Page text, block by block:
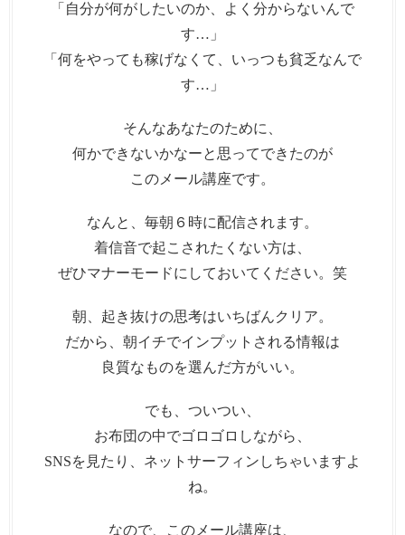
「自分が何がしたいのか、よく分からないんで
す…」
「何をやっても稼げなくて、いっつも貧乏なんで
す…」
そんなあなたのために、
何かできないかなーと思ってできたのが
このメール講座です。
なんと、毎朝６時に配信されます。
着信音で起こされたくない方は、
ぜひマナーモードにしておいてください。笑
朝、起き抜けの思考はいちばんクリア。
だから、朝イチでインプットされる情報は
良質なものを選んだ方がいい。
でも、ついつい、
お布団の中でゴロゴロしながら、
SNSを見たり、ネットサーフィンしちゃいますよ
ね。
なので、このメール講座は、